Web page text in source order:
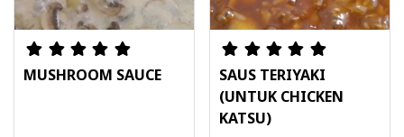
MUSHROOM SAUCE
SAUS TERIYAKI
(UNTUK CHICKEN
KATSU)